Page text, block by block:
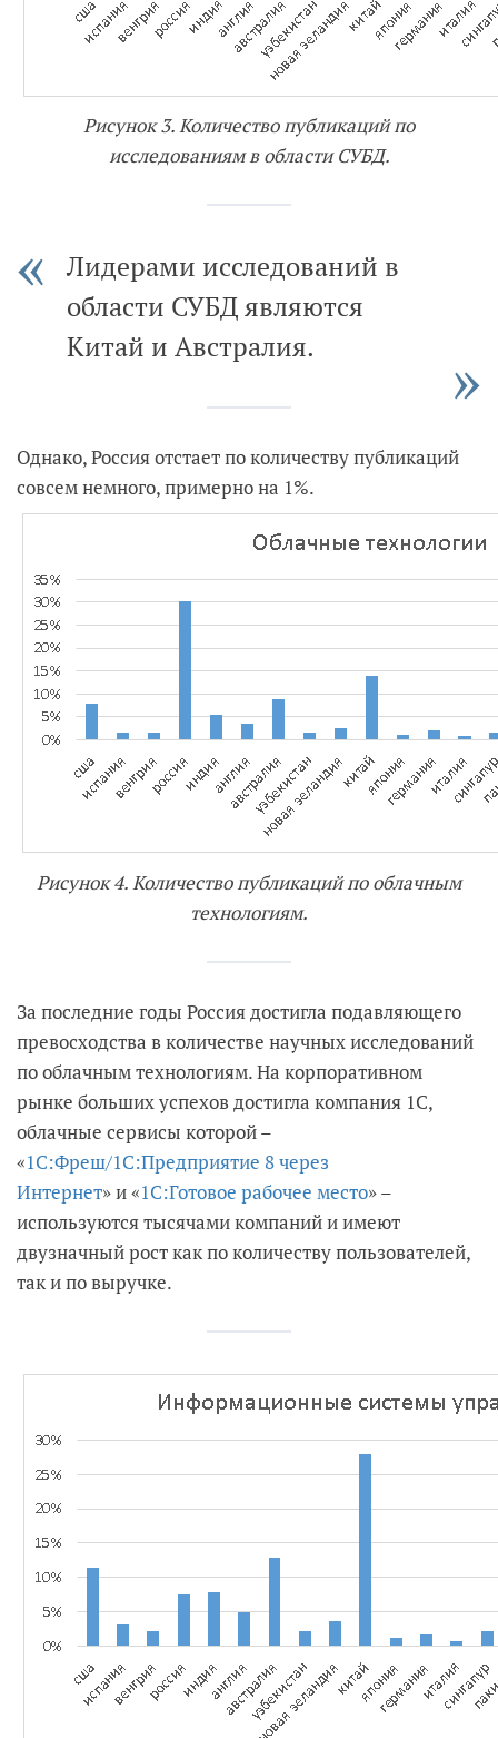
Рисунок 3. Количество публикаций по
исследованиям в области СУБД.
Лидерами исследований в
области СУБД являются
Китай и Австралия.
Однако, Россия отстает по количеству публикаций
совсем немного, примерно на 1%.
Рисунок 4. Количество публикаций по облачным
технологиям.
За последние годы Россия достигла подавляющего
превосходства в количестве научных исследований
по облачным технологиям. На корпоративном
рынке больших успехов достигла компания 1С,
облачные сервисы которой –
«1C:Фреш/1C:Предприятие 8 через
Интернет» и «1С:Готовое рабочее место» –
используются тысячами компаний и имеют
двузначный рост как по количеству пользователей,
так и по выручке.